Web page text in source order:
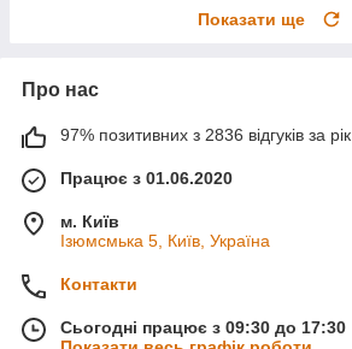
Показати ще
Про нас
97% позитивних з 2836 відгуків за рік
Працює з 01.06.2020
м. Київ
Ізюмсмька 5, Київ, Україна
Контакти
Сьогодні працює з 09:30 до 17:30